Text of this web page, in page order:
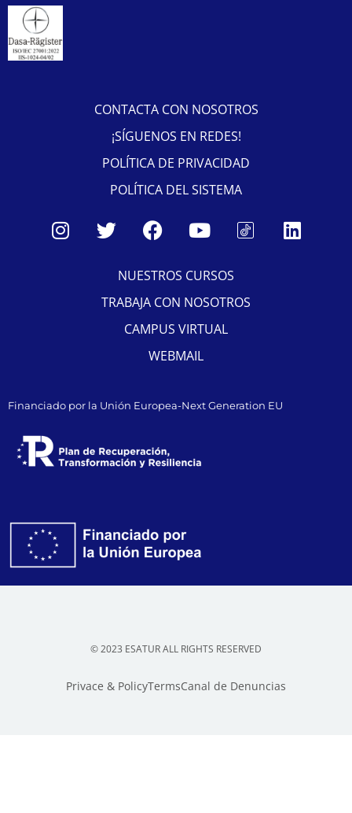
CONTACTA CON NOSOTROS
¡SÍGUENOS EN REDES!
POLÍTICA DE PRIVACIDAD
POLÍTICA DEL SISTEMA
NUESTROS CURSOS
TRABAJA CON NOSOTROS
CAMPUS VIRTUAL
WEBMAIL
Financiado por la Unión Europea-Next Generation EU
© 2023 ESATUR ALL RIGHTS RESERVED
Privace & PolicyTermsCanal de Denuncias